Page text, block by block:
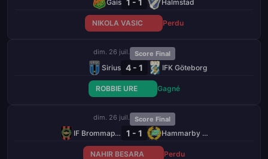
Gais 1 - 1 Halmstad
NIKOLA VASIC Perdu
dim. 26 juil. Score Final
Sirius 4 - 1 IFK Göteborg
ROBBIE URE Gagné
dim. 26 juil. Score Final
IF Brommapojkarna 1 - 1 Hammarby FF
NAHIR BESARA Perdu